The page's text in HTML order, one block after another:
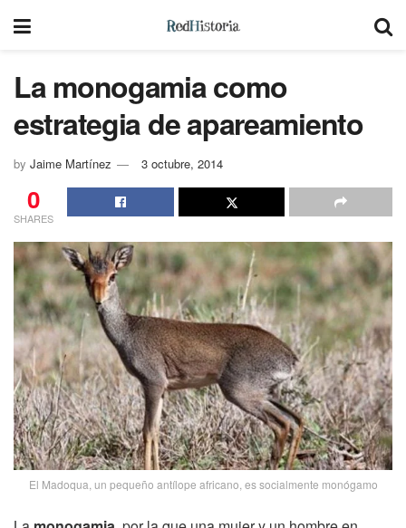
La monogamia como
estrategia de apareamiento
by Jaime Martínez 3 octubre, 2014
0
SHARES
El Madoqua, un pequeño antílope africano, es socialmente monógamo